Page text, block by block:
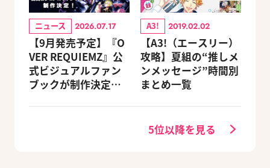
ニュース 2026.07.17
【9月発売予定】『O
VER REQUIEMZ』公
式ビジュアルファン
ブックが制作決定！
A3! 2019.02.02
【A3!（エースリー）
攻略】夏組の“推しメ
ンメッセージ”時間別
まとめ一覧
5位以降を見る